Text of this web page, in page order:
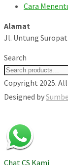
Cara
Alamat
Jl. Untung
Search
Copyright 2025.
Designed by
Chat CS Kami